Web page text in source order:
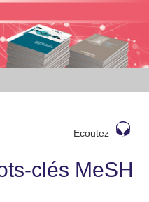
Ecoutez
clés MeSH